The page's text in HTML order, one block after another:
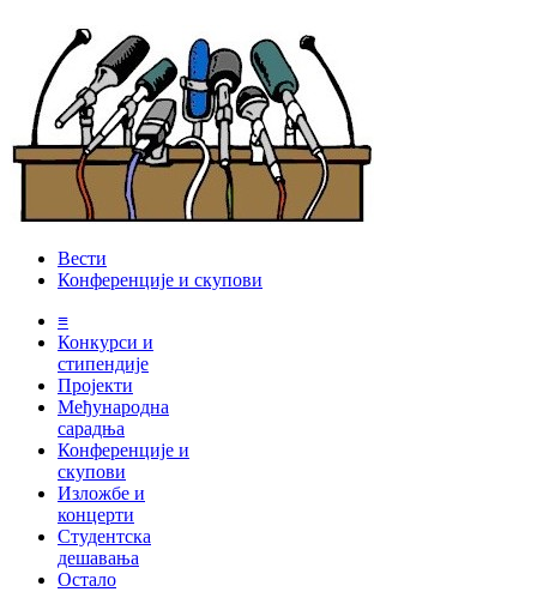
Вести
Конференције и скупови
≡
Конкурси и
стипендије
Пројекти
Међународна
сарадња
Конференције и
скупови
Изложбе и
концерти
Студентска
дешавања
Остало